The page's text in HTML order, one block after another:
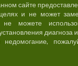
сайте
и не может
можете
диагноза
недомогание,